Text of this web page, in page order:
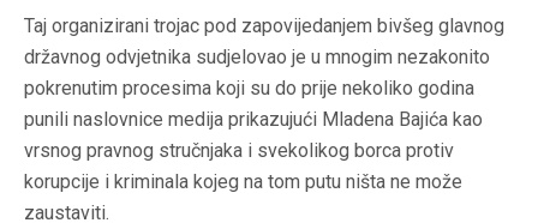
Taj organizirani trojac pod zapovijedanjem bivšeg glavnog
državnog odvjetnika sudjelovao je u mnogim nezakonito
pokrenutim procesima koji su do prije nekoliko godina
punili naslovnice medija prikazujući Mladena Bajića kao
vrsnog pravnog stručnjaka i svekolikog borca protiv
korupcije i kriminala kojeg na tom putu ništa ne može
zaustaviti.